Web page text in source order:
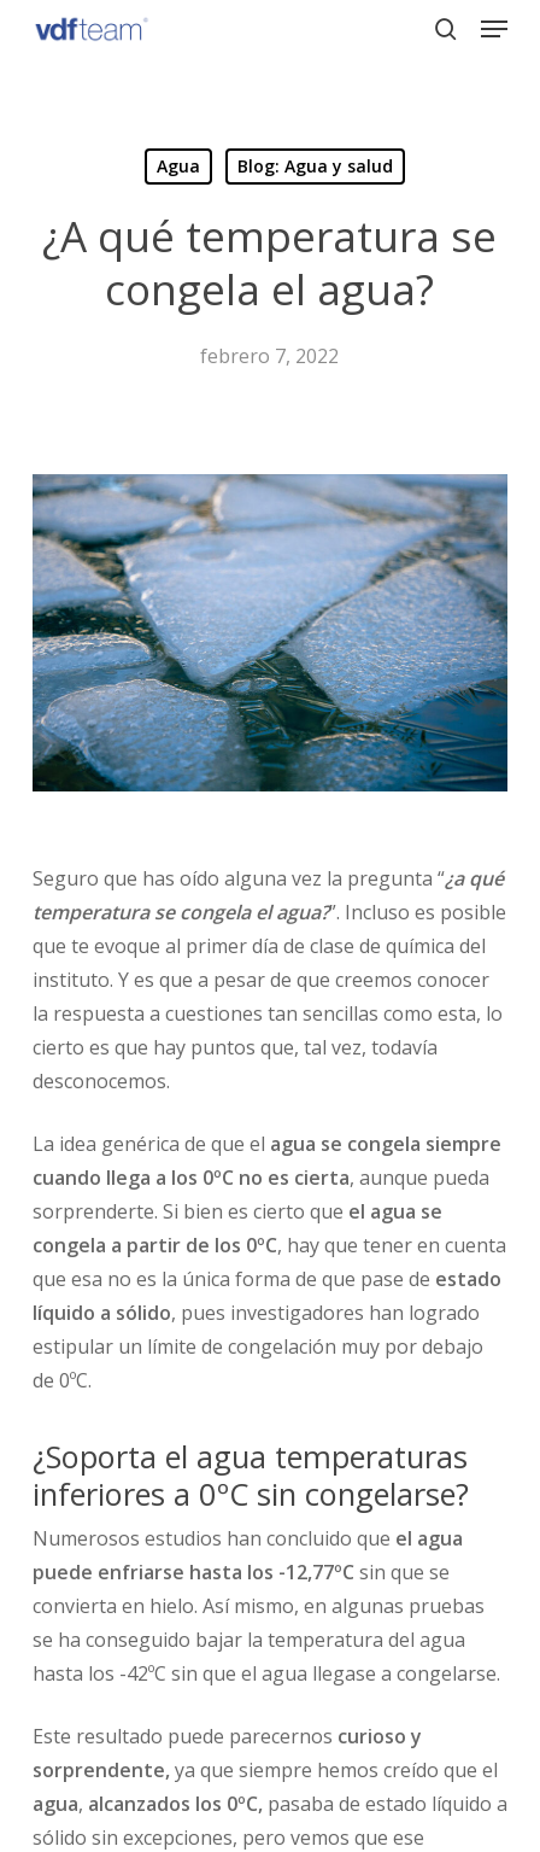
Menu
Agua Blog: Agua y salud
¿A qué temperatura se
congela el agua?
febrero 7, 2022
Seguro que has oído alguna vez la pregunta “¿a qué
temperatura se congela el agua?”. Incluso es posible
que te evoque al primer día de clase de química del
instituto. Y es que a pesar de que creemos conocer
la respuesta a cuestiones tan sencillas como esta, lo
cierto es que hay puntos que, tal vez, todavía
desconocemos.
La idea genérica de que el agua se congela siempre
cuando llega a los 0ºC no es cierta, aunque pueda
sorprenderte. Si bien es cierto que el agua se
congela a partir de los 0ºC, hay que tener en cuenta
que esa no es la única forma de que pase de estado
líquido a sólido, pues investigadores han logrado
estipular un límite de congelación muy por debajo
de 0ºC.
¿Soporta el agua temperaturas
inferiores a 0ºC sin congelarse?
Numerosos estudios han concluido que el agua
puede enfriarse hasta los -12,77ºC sin que se
convierta en hielo. Así mismo, en algunas pruebas
se ha conseguido bajar la temperatura del agua
hasta los -42ºC sin que el agua llegase a congelarse.
Este resultado puede parecernos curioso y
sorprendente,ya que siempre hemos creído que el
agua, alcanzados los 0ºC,pasaba de estado líquido a
sólido sin excepciones, pero vemos que ese